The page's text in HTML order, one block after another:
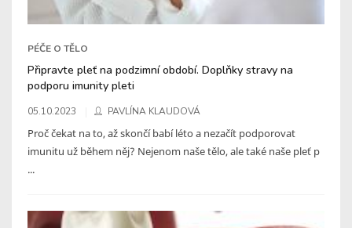
PÉČE O TĚLO
Připravte pleť na podzimní období. Doplňky stravy na
podporu imunity pleti
05.10.2023 PAVLÍNA KLAUDOVÁ
Proč čekat na to, až skončí babí léto a nezačít podporovat
imunitu už během něj? Nejenom naše tělo, ale také naše pleť p
...